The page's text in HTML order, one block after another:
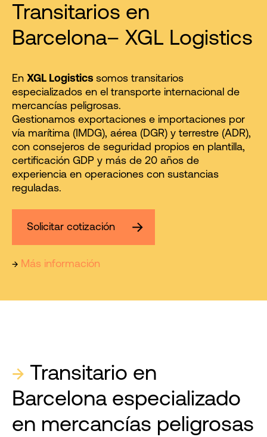
Transitarios en
Barcelona– XGL Logistics
En XGL Logistics somos transitarios
especializados en el transporte internacional de
mercancías peligrosas.
Gestionamos exportaciones e importaciones por
vía marítima (IMDG), aérea (DGR) y terrestre (ADR),
con consejeros de seguridad propios en plantilla,
certificación GDP y más de 20 años de
experiencia en operaciones con sustancias
reguladas.
Solicitar cotización
→ Más información
→ Transitario en
Barcelona especializado
en mercancías peligrosas